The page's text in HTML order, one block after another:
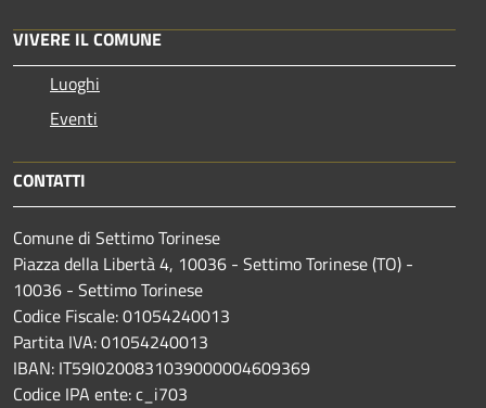
VIVERE IL COMUNE
Luoghi
Eventi
CONTATTI
Comune di Settimo Torinese
Piazza della Libertà 4, 10036 - Settimo Torinese (TO) -
10036 - Settimo Torinese
Codice Fiscale: 01054240013
Partita IVA: 01054240013
IBAN: IT59I0200831039000004609369
Codice IPA ente: c_i703